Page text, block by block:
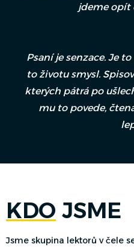
jdeme opít
Psaní je senzace. Je
to životu smysl.
kterých pátrá po
mu to povede,
KDO JSME
Jsme skupina lektorů v čele